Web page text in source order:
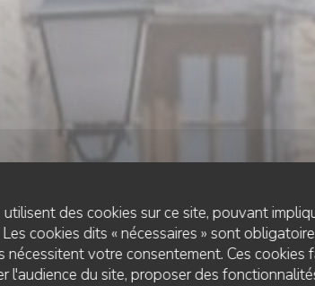
des cookies sur ce site, pouvant
cookies dits « nécessaires » sont
votre consentement. Ces cookies
l'audience du site, proposer des